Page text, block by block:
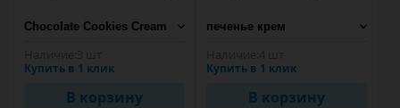
Купить в 1 клик
В корзину
Купить в 1 клик
В корзину